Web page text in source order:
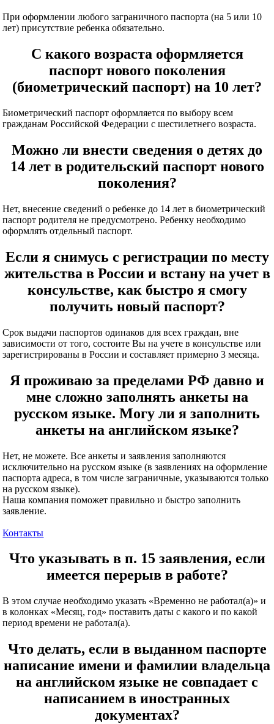
При оформлении любого заграничного паспорта (на 5 или 10
лет) присутствие ребенка обязательно.
С какого возраста оформляется
паспорт нового поколения
(биометрический паспорт) на 10 лет?
Биометрический паспорт оформляется по выбору всем
гражданам Российской Федерации с шестилетнего возраста.
Можно ли внести сведения о детях до
14 лет в родительский паспорт нового
поколения?
Нет, внесение сведений о ребенке до 14 лет в биометрический
паспорт родителя не предусмотрено. Ребенку необходимо
оформлять отдельный паспорт.
Если я снимусь с регистрации по месту
жительства в России и встану на учет в
консульстве, как быстро я смогу
получить новый паспорт?
Срок выдачи паспортов одинаков для всех граждан, вне
зависимости от того, состоите Вы на учете в консульстве или
зарегистрированы в России и составляет примерно 3 месяца.
Я проживаю за пределами РФ давно и
мне сложно заполнять анкеты на
русском языке. Могу ли я заполнить
анкеты на английском языке?
Нет, не можете. Все анкеты и заявления заполняются
исключительно на русском языке (в заявлениях на оформление
паспорта адреса, в том числе заграничные, указываются только
на русском языке).
Наша компания поможет правильно и быстро заполнить
заявление.
Контакты
Что указывать в п. 15 заявления, если
имеется перерыв в работе?
В этом случае необходимо указать «Временно не работал(а)» и
в колонках «Месяц, год» поставить даты с какого и по какой
период времени не работал(а).
Что делать, если в выданном паспорте
написание имени и фамилии владельца
на английском языке не совпадает с
написанием в иностранных
документах?